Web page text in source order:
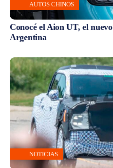
AUTOS CHINOS
Conocé el Aion UT, el
Argentina
NOTICIAS